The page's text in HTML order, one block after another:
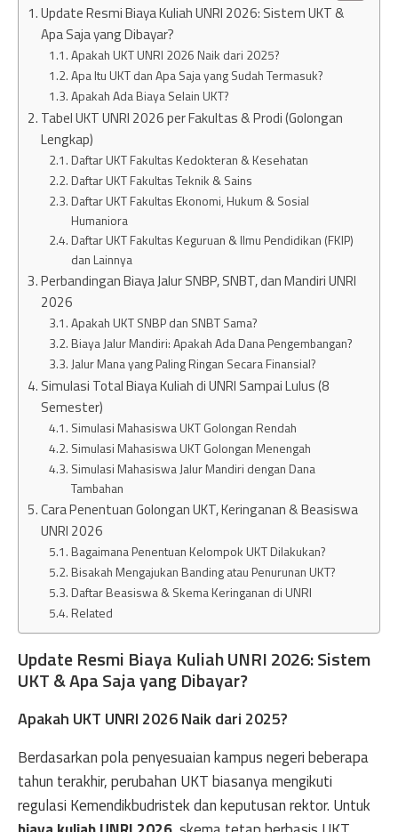
Update Resmi Biaya Kuliah UNRI 2026: Sistem UKT &
Apa Saja yang Dibayar?
Apakah UKT UNRI 2026 Naik dari 2025?
Apa Itu UKT dan Apa Saja yang Sudah Termasuk?
Apakah Ada Biaya Selain UKT?
Tabel UKT UNRI 2026 per Fakultas & Prodi (Golongan
Lengkap)
Daftar UKT Fakultas Kedokteran & Kesehatan
Daftar UKT Fakultas Teknik & Sains
Daftar UKT Fakultas Ekonomi, Hukum & Sosial
Humaniora
Daftar UKT Fakultas Keguruan & Ilmu Pendidikan (FKIP)
dan Lainnya
Perbandingan Biaya Jalur SNBP, SNBT, dan Mandiri UNRI
2026
Apakah UKT SNBP dan SNBT Sama?
Biaya Jalur Mandiri: Apakah Ada Dana Pengembangan?
Jalur Mana yang Paling Ringan Secara Finansial?
Simulasi Total Biaya Kuliah di UNRI Sampai Lulus (8
Semester)
Simulasi Mahasiswa UKT Golongan Rendah
Simulasi Mahasiswa UKT Golongan Menengah
Simulasi Mahasiswa Jalur Mandiri dengan Dana
Tambahan
Cara Penentuan Golongan UKT, Keringanan & Beasiswa
UNRI 2026
Bagaimana Penentuan Kelompok UKT Dilakukan?
Bisakah Mengajukan Banding atau Penurunan UKT?
Daftar Beasiswa & Skema Keringanan di UNRI
Related
Update Resmi Biaya Kuliah UNRI 2026: Sistem
UKT & Apa Saja yang Dibayar?
Apakah UKT UNRI 2026 Naik dari 2025?
Berdasarkan pola penyesuaian kampus negeri beberapa
tahun terakhir, perubahan UKT biasanya mengikuti
regulasi Kemendikbudristek dan keputusan rektor. Untuk